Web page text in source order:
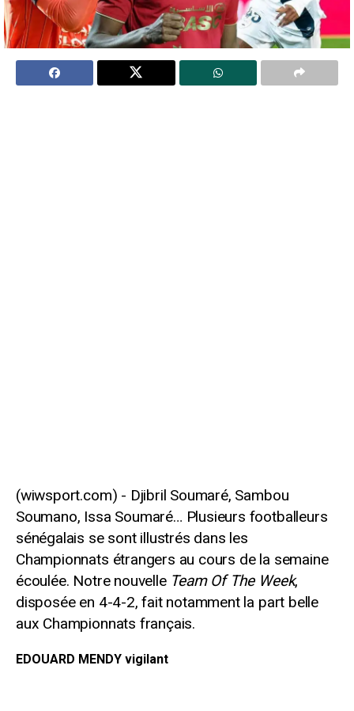
Djibril Soumaré, Sambou
Soumano, Issa Soumaré… Plusieurs footballeurs
sénégalais se sont illustrés dans les
Championnats étrangers au cours de la semaine
écoulée. Notre nouvelle Team Of The Week,
disposée en 4-4-2, fait notamment la part belle
aux Championnats français.
EDOUARD MENDY vigilant